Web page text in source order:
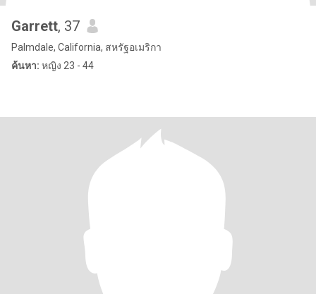
Garrett, 37
Palmdale, California, สหรัฐอเมริกา
ค้นหา: หญิง 23 - 44